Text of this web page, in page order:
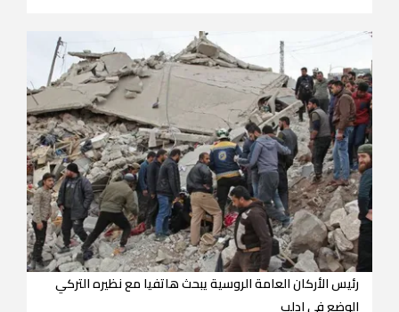
رئيس الأركان العامة الروسية يبحث هاتفيا مع نظيره التركي
الوضع في إدلب